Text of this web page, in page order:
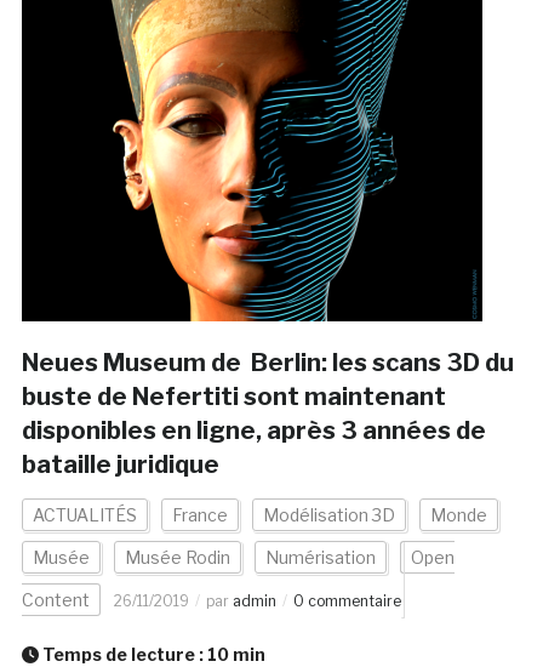
Neues Museum de Berlin: les scans 3D du
buste de Nefertiti sont maintenant
disponibles en ligne, après 3 années de
bataille juridique
ACTUALITÉS France Modélisation 3D Monde
Musée Musée Rodin Numérisation Open
Content 26/11/2019 par admin 0 commentaire
Temps de lecture : 10 min